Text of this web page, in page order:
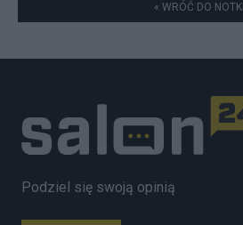
« WRÓĆ DO NOTKI
Podziel się swoją opinią